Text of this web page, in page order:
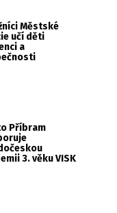
Městské
učí děti
a
Příbram
3. věku VISK